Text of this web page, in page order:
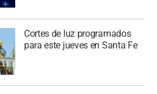
Cortes de luz programados
para este jueves en Santa Fe